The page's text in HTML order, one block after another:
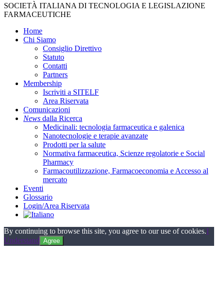
Close
Menu
SOCIETÀ ITALIANA DI TECNOLOGIA E LEGISLAZIONE
FARMACEUTICHE
Home
Chi Siamo
Consiglio Direttivo
Statuto
Contatti
Partners
Membership
Iscriviti a SITELF
Area Riservata
Comunicazioni
News dalla Ricerca
Medicinali: tecnologia farmaceutica e galenica
Nanotecnologie e terapie avanzate
Prodotti per la salute
Normativa farmaceutica, Scienze regolatorie e Social
Pharmacy
Farmacoutilizzazione, Farmacoeconomia e Accesso al
mercato
Eventi
Glossario
Login/Area Riservata
By continuing to browse this site, you agree to our use of cookies.I
Understand Agree